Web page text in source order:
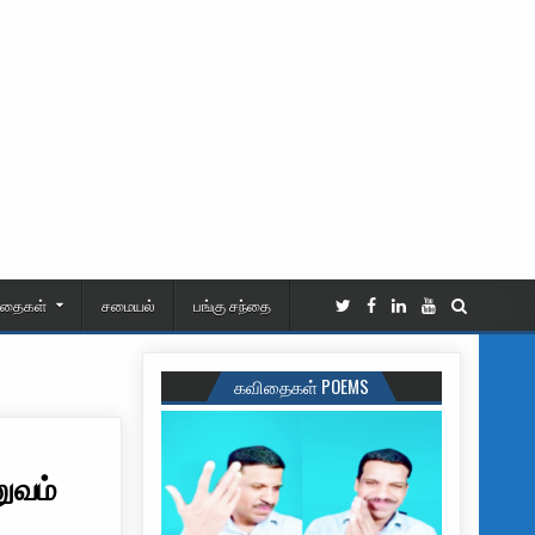
சமையல் பங்கு சந்தை
கவிதைகள் POEMS